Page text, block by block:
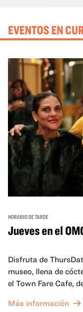
EVENTOS EN
HORARIO DE TARDE
Jueves en el
Disfruta de
museo, llena de
el Town Fare Cafe,
fondo, o explora las
Más información